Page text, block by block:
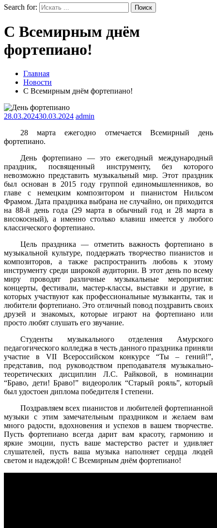
Search for:
С Всемирным днём
фортепиано!
Главная
Новости
С Всемирным днём фортепиано!
28.03.202430.03.2024 admin
28 марта ежегодно отмечается Всемирный день
фортепиано.
День фортепиано — это ежегодный международный
праздник, посвященный инструменту, без которого
невозможно представить музыкальный мир. Этот праздник
был основан в 2015 году группой единомышленников, во
главе с немецким композитором и пианистом Нильсом
Фрамом. Дата праздника выбрана не случайно, он приходится
на 88-й день года (29 марта в обычный год и 28 марта в
високосный), а именно столько клавиш имеется у любого
классического фортепиано.
Цель праздника — отметить важность фортепиано в
музыкальной культуре, поддержать творчество пианистов и
композиторов, а также распространить любовь к этому
инструменту среди широкой аудитории. В этот день по всему
миру проводят различные музыкальные мероприятия:
концерты, фестивали, мастер-классы, выставки и другие, в
которых участвуют как профессиональные музыканты, так и
любители фортепиано. Это отличный повод поздравить своих
друзей и знакомых, которые играют на фортепиано или
просто любят слушать его звучание.
Студенты музыкального отделения Амурского
педагогического колледжа в честь данного праздника приняли
участие в VII Всероссийском конкурсе “Ты – гений!”,
представив, под руководством преподавателя музыкально-
теоретических дисциплин Л.С. Райковой, в номинации
“Браво, дети! Браво!” видеоролик “Старый рояль”, который
был удостоен диплома победителя I степени.
Поздравляем всех пианистов и любителей фортепианной
музыки с этим замечательным праздником и желаем вам
много радости, вдохновения и успехов в вашем творчестве.
Пусть фортепиано всегда дарит вам красоту, гармонию и
яркие эмоции, пусть ваше мастерство растет и удивляет
слушателей, пусть ваша музыка наполняет сердца людей
светом и надеждой! С Всемирным днём фортепиано!